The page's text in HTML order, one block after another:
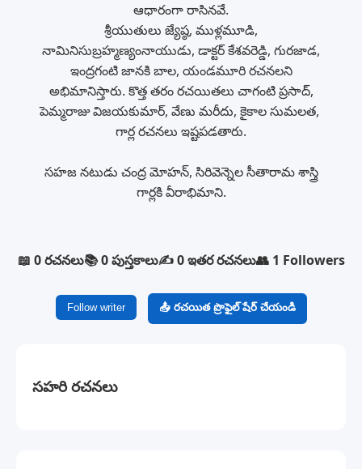
ఆధారంగా రాసినవే.
శ్రీయుతులు జ్యేష్ఠ, ముళ్లమూడి,
నామినిసుబ్రహ్మణ్యంనాయుడు, డాక్టర్ కేశవరెడ్డి, గురజాడ,
ఇంద్రగంటి జానకి బాల, యండమూరి రచనలని
అభిమానిస్తారు. కొత్త తరం రచయితలు చాగంటి ప్రసాద్,
పెమ్మరాజు విజయకుమార్, వేణు మరీదు, కైకాల సుమలత,
గార్ల రచనలు ఇష్టపడతారు.
సహజ నటుడు చంద్ర మోహన్, సిరివెన్నెల సీతారామ శాస్త్రి
గార్లకి వీరాభిమాని.
📖 0 రచనలు📚 0 పుస్తకాలు✍️ 0 ఇతర రచనలు👥 1 Followers
Follow writer 📤 రచయిత ప్రొఫైల్ షేర్ చేయండి
సహరి రచనలు